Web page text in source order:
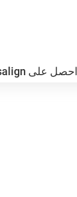
احصل على Invisalign